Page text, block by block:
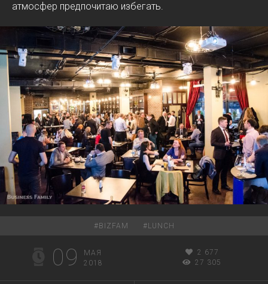
атмосфер предпочитаю избегать.
# BIZFAM # LUNCH
09
МАЯ
2018
2 677
27 305